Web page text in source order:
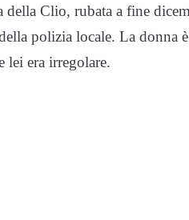
della Clio, rubata a fine
polizia locale. La donna è
lei era irregolare.